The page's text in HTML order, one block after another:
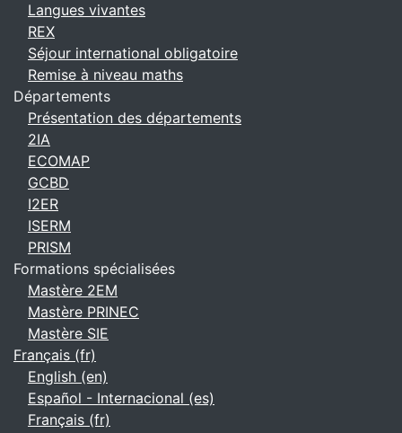
Langues vivantes
REX
Séjour international obligatoire
Remise à niveau maths
Départements
Présentation des départements
2IA
ECOMAP
GCBD
I2ER
ISERM
PRISM
Formations spécialisées
Mastère 2EM
Mastère PRINEC
Mastère SIE
Français ‎(fr)‎
English ‎(en)‎
Español - Internacional ‎(es)‎
Français ‎(fr)‎